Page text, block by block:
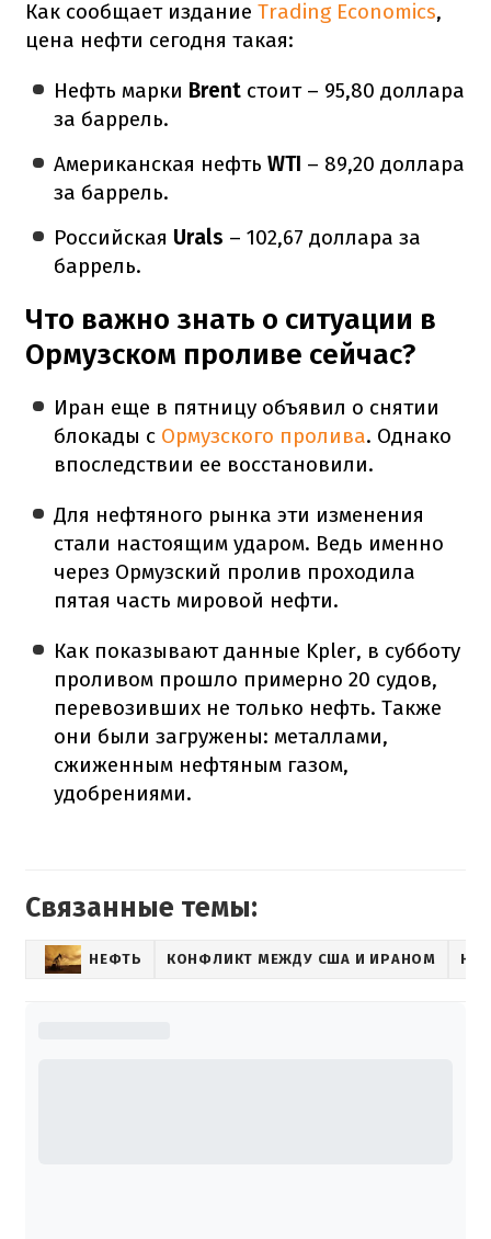
Как сообщает издание Trading Economics,
цена нефти сегодня такая:
Нефть марки Brent стоит – 95,80 доллара
за баррель.
Американская нефтьWTI – 89,20 доллара
за баррель.
Российская Urals – 102,67 доллара за
баррель.
Что важно знать о ситуации в
Ормузском проливе сейчас?
Иран еще в пятницу объявил о снятии
блокады с Ормузского пролива. Однако
впоследствии ее восстановили.
Для нефтяного рынка эти изменения
стали настоящим ударом. Ведь именно
через Ормузский пролив проходила
пятая часть мировой нефти.
Как показывают данные Kpler, в субботу
проливом прошло примерно 20 судов,
перевозивших не только нефть. Также
они были загружены: металлами,
сжиженным нефтяным газом,
удобрениями.
Связанные темы:
НЕФТЬ КОНФЛИКТ МЕЖДУ США И ИРАНОМ